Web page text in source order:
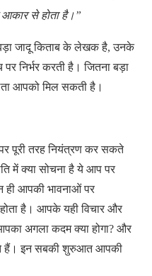
से होता है।”
जादू किताब के लेखक है, उनके
निर्भर करती है। जितना बड़ा
आपको मिल सकती है।
पूरी तरह नियंत्रण कर सकते
में क्या सोचना है ये आप पर
ही आपकी भावनाओं पर
होता है। आपके यही विचार और
अगला कदम क्या होगा? और
हैं। इन सबकी शुरुआत आपकी